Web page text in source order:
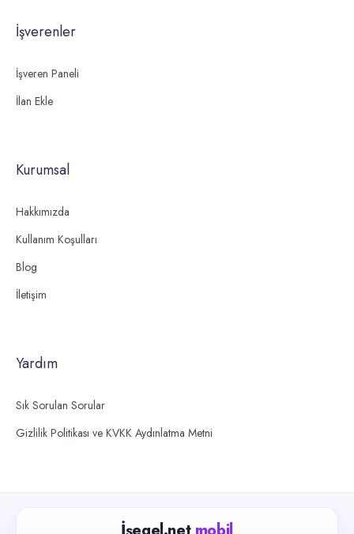
İşverenler
İşveren Paneli
İlan Ekle
Kurumsal
Hakkımızda
Kullanım Koşulları
Blog
İletişim
Yardım
Sık Sorulan Sorular
Gizlilik Politikası ve KVKK Aydınlatma Metni